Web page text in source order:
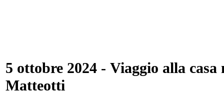
5 ottobre 2024 - Viaggio alla casa
Matteotti